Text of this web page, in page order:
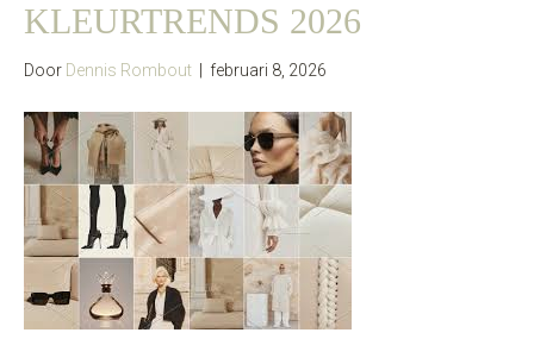
KLEURTRENDS 2026
Door Dennis Rombout februari 8, 2026